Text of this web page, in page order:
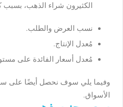
الكثيرون شراء الذهب، بسبب
نسب العرض والطلب.
مُعدل الإنتاج.
مُعدل أسعار الفائدة على
وفيما يلي سوف نحصل أيضًا على
الأسواق.